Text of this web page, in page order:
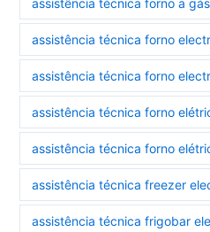
assistência técnica forno a
assistência técnica forno
assistência técnica forno
assistência técnica forno
assistência técnica forno
assistência técnica freezer
assistência técnica frigobar